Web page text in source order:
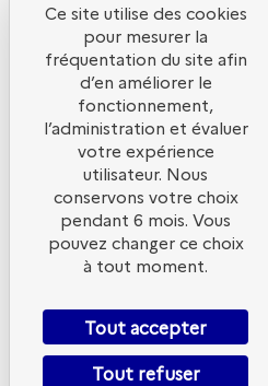
INTERVENANTS
Ce site utilise des cookies
pour mesurer la
fréquentation du site afin
d’en améliorer le
fonctionnement,
l’administration et évaluer
votre expérience
utilisateur. Nous
conservons votre choix
pendant 6 mois. Vous
pouvez changer ce choix
à tout moment.
Tout accepter
Tout refuser